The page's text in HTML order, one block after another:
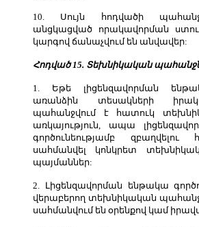
10. Սույն հոդվածի
անցկացված որակավորման
կարգով ճանաչվում են անվավեր:
Հոդված 15. Տեխնիկական
1. Եթե լիցենզավորման
առանձին տեսակների
պահանջվում է հատուկ
առկայություն, ապա
գործունեությամբ
սահմանվել կոնկրետ
պայմաններ:
2. Լիցենզավորման ենթակա
վերաբերող տեխնիկական
սահմանվում են օրենքով կամ